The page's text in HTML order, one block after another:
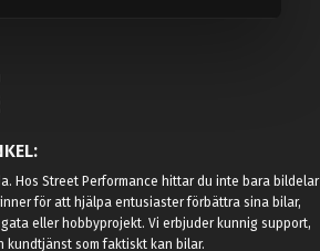
Hos Street Performance hittar du inte bara bildelar
för att hjälpa entusiaster förbättra sina bilar,
eller hobbyprojekt. Vi erbjuder kunnig support,
kundtjänst som faktiskt kan bilar.